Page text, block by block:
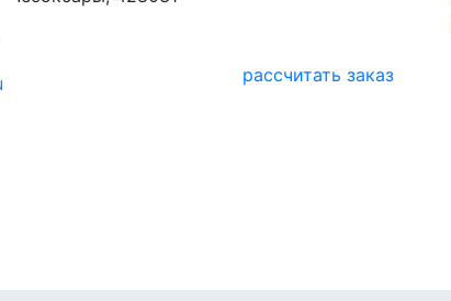
рассчитать заказ